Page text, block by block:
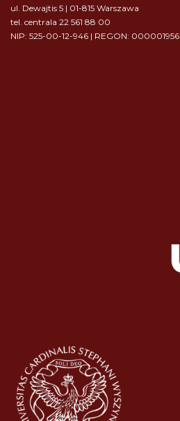
ul. Dewajtis 5 | 01-815 Warszawa
tel. centrala 22 561 88 00
NIP: 525-00-12-946 | REGON: 000001956